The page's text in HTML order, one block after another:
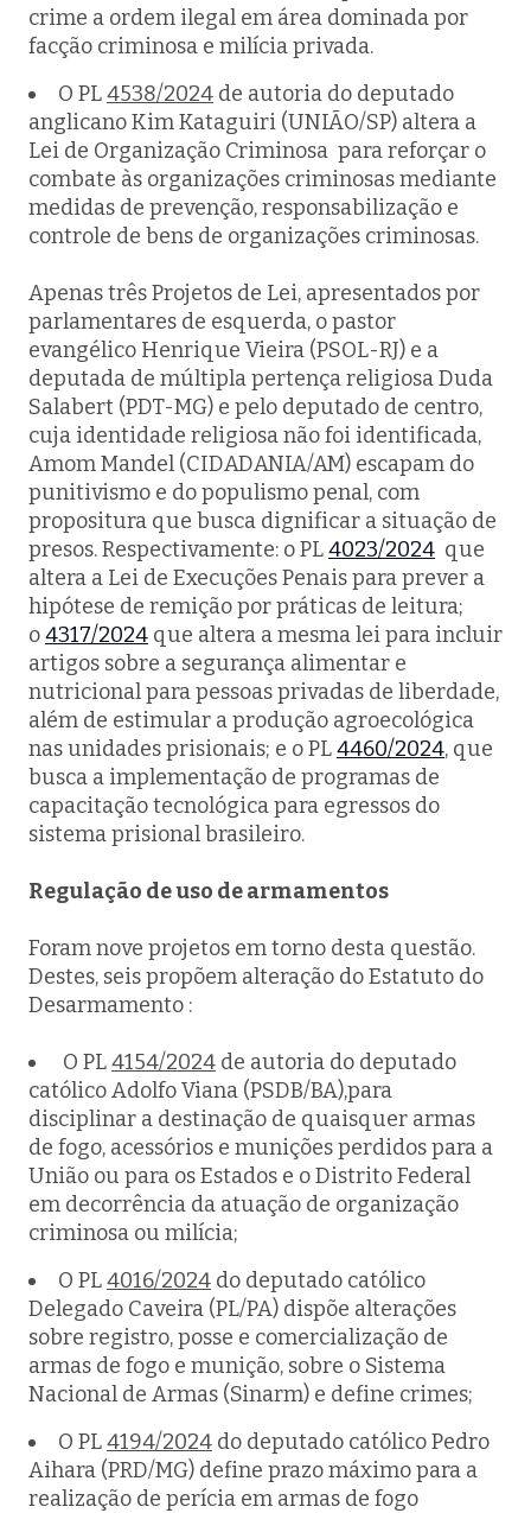
crime a ordem ilegal em área dominada por
facção criminosa e milícia privada.
O PL4538/2024 de autoria do deputado
anglicano Kim Kataguiri (UNIÃO/SP) altera a
Lei de Organização Criminosa para reforçar o
combate às organizações criminosas mediante
medidas de prevenção, responsabilização e
controle de bens de organizações criminosas.
Apenas três Projetos de Lei, apresentados por
parlamentares de esquerda, o pastor
evangélico Henrique Vieira (PSOL-RJ) e a
deputada de múltipla pertença religiosa Duda
Salabert (PDT-MG) e pelo deputado de centro,
cuja identidade religiosa não foi identificada,
Amom Mandel (CIDADANIA/AM) escapam do
punitivismo e do populismo penal, com
propositura que busca dignificar a situação de
presos. Respectivamente: o PL4023/2024 que
altera a Lei de Execuções Penais para prever a
hipótese de remição por práticas de leitura;
o4317/2024 que altera a mesma lei para incluir
artigos sobre a segurança alimentar e
nutricional para pessoas privadas de liberdade,
além de estimular a produção agroecológica
nas unidades prisionais; e o PL4460/2024, que
busca a implementação de programas de
capacitação tecnológica para egressos do
sistema prisional brasileiro.
Regulação de uso de armamentos
Foram nove projetos em torno desta questão.
Destes, seis propõem alteração do Estatuto do
Desarmamento :
O PL4154/2024 de autoria do deputado
católico Adolfo Viana (PSDB/BA),para
disciplinar a destinação de quaisquer armas
de fogo, acessórios e munições perdidos para a
União ou para os Estados e o Distrito Federal
em decorrência da atuação de organização
criminosa ou milícia;
O PL4016/2024 do deputado católico
Delegado Caveira (PL/PA) dispõe alterações
sobre registro, posse e comercialização de
armas de fogo e munição, sobre o Sistema
Nacional de Armas (Sinarm) e define crimes;
O PL4194/2024 do deputado católico Pedro
Aihara (PRD/MG) define prazo máximo para a
realização de perícia em armas de fogo